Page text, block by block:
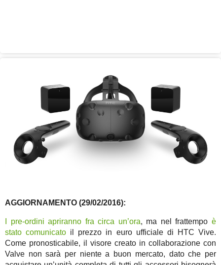
AGGIORNAMENTO (29/02/2016):
I pre-ordini apriranno fra circa un’ora, ma nel frattempoè
stato comunicato il prezzo in euro ufficiale di HTC Vive.
Come pronosticabile, il visore creato in collaborazione con
Valve non sarà per niente a buon mercato, dato che per